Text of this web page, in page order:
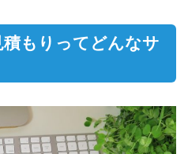
積もりってどんなサ